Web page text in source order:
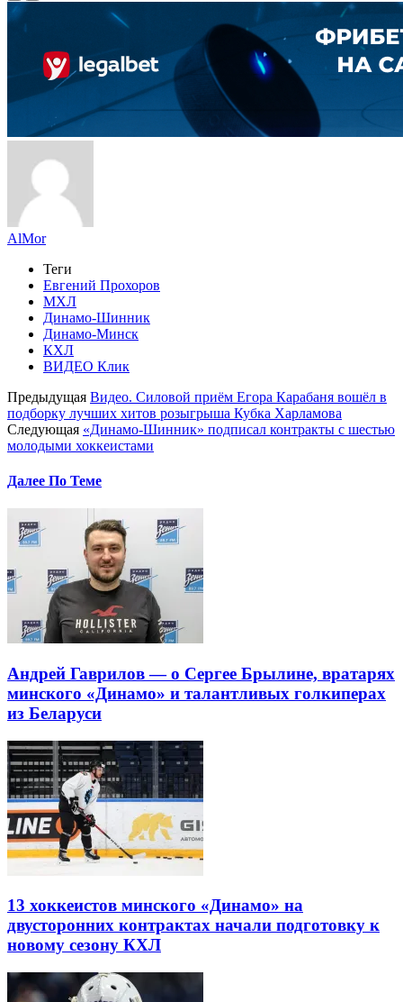
AlMor
Теги
Евгений Прохоров
МХЛ
Динамо-Шинник
Динамо-Минск
КХЛ
ВИДЕО Клик
Предыдущая Видео. Силовой приём Егора Карабаня вошёл в
подборку лучших хитов розыгрыша Кубка Харламова
Следующая «Динамо-Шинник» подписал контракты с шестью
молодыми хоккеистами
Далее По Теме
Андрей Гаврилов — о Сергее Брылине, вратарях
минского «Динамо» и талантливых голкиперах
из Беларуси
13 хоккеистов минского «Динамо» на
двусторонних контрактах начали подготовку к
новому сезону КХЛ